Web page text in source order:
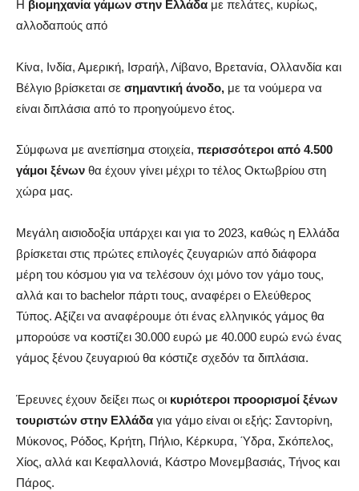
Η βιομηχανία γάμων στην Ελλάδα με πελάτες, κυρίως,
αλλοδαπούς από
Κίνα, Ινδία, Αμερική, Ισραήλ, Λίβανο, Βρετανία, Ολλανδία και
Βέλγιο βρίσκεται σε σημαντική άνοδο, με τα νούμερα να
είναι διπλάσια από το προηγούμενο έτος.
Σύμφωνα με ανεπίσημα στοιχεία, περισσότεροι από 4.500
γάμοι ξένων θα έχουν γίνει μέχρι το τέλος Οκτωβρίου στη
χώρα μας.
Μεγάλη αισιοδοξία υπάρχει και για το 2023, καθώς η Ελλάδα
βρίσκεται στις πρώτες επιλογές ζευγαριών από διάφορα
μέρη του κόσμου για να τελέσουν όχι μόνο τον γάμο τους,
αλλά και το bachelor πάρτι τους, αναφέρει ο Ελεύθερος
Τύπος. Αξίζει να αναφέρουμε ότι ένας ελληνικός γάμος θα
μπορούσε να κοστίζει 30.000 ευρώ με 40.000 ευρώ ενώ ένας
γάμος ξένου ζευγαριού θα κόστιζε σχεδόν τα διπλάσια.
Έρευνες έχουν δείξει πως οι κυριότεροι προορισμοί ξένων
τουριστών στην Ελλάδα για γάμο είναι οι εξής: Σαντορίνη,
Μύκονος, Ρόδος, Κρήτη, Πήλιο, Κέρκυρα, Ύδρα, Σκόπελος,
Χίος, αλλά και Κεφαλλονιά, Κάστρο Μονεμβασιάς, Τήνος και
Πάρος.